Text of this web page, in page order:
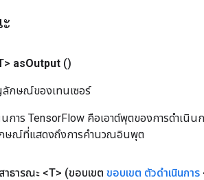
asOutput ()
กษณ์ของเทนเซอร์
การ TensorFlow คือเอาต์พุตของการดำเนิน
ษณ์ที่แสดงถึงการคำนวณอินพุต
าธารณะ <T> (ขอบเขต ขอบเขต ตัวดำเนินการ